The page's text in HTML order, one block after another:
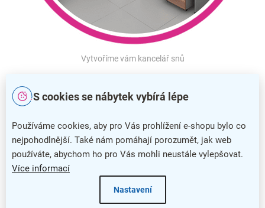
S cookies se nábytek vybírá lépe
Používáme cookies, aby pro Vás prohlížení e-shopu bylo co
nejpohodlnější. Také nám pomáhají porozumět, jak web
používáte, abychom ho pro Vás mohli neustále vylepšovat.
Více informací
Nastavení
Vytvoříme vám kancelář snů